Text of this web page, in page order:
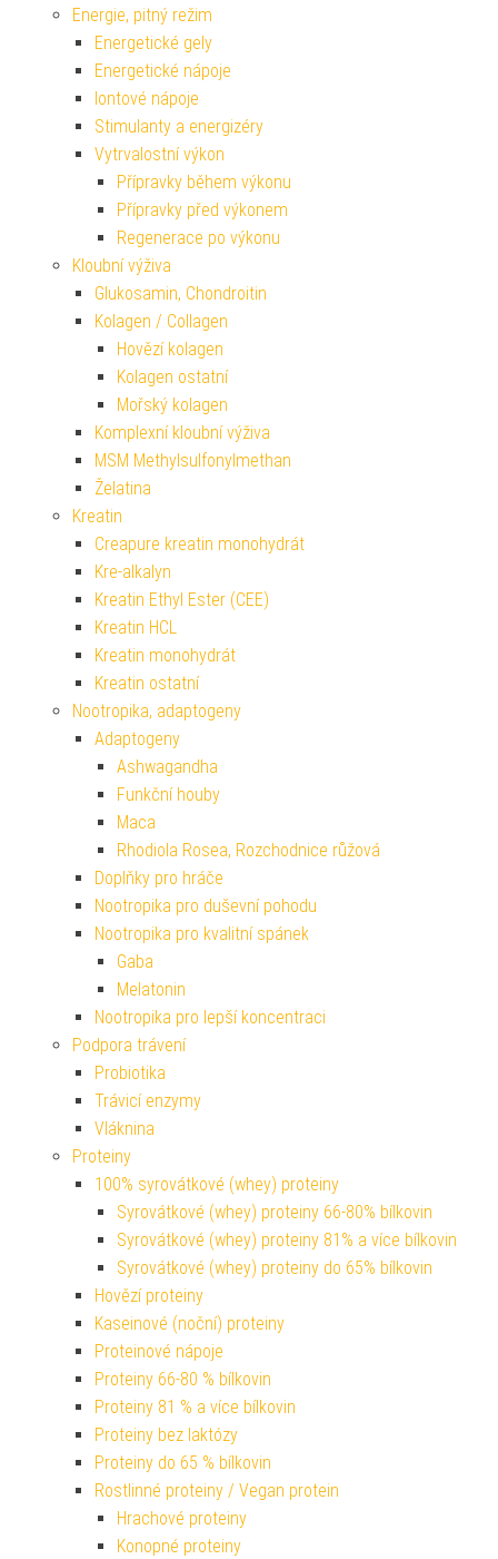
Energie, pitný režim
Energetické gely
Energetické nápoje
Iontové nápoje
Stimulanty a energizéry
Vytrvalostní výkon
Přípravky během výkonu
Přípravky před výkonem
Regenerace po výkonu
Kloubní výživa
Glukosamin, Chondroitin
Kolagen / Collagen
Hovězí kolagen
Kolagen ostatní
Mořský kolagen
Komplexní kloubní výživa
MSM Methylsulfonylmethan
Želatina
Kreatin
Creapure kreatin monohydrát
Kre-alkalyn
Kreatin Ethyl Ester (CEE)
Kreatin HCL
Kreatin monohydrát
Kreatin ostatní
Nootropika, adaptogeny
Adaptogeny
Ashwagandha
Funkční houby
Maca
Rhodiola Rosea, Rozchodnice růžová
Doplňky pro hráče
Nootropika pro duševní pohodu
Nootropika pro kvalitní spánek
Gaba
Melatonin
Nootropika pro lepší koncentraci
Podpora trávení
Probiotika
Trávicí enzymy
Vláknina
Proteiny
100% syrovátkové (whey) proteiny
Syrovátkové (whey) proteiny 66-80% bílkovin
Syrovátkové (whey) proteiny 81% a více bílkovin
Syrovátkové (whey) proteiny do 65% bílkovin
Hovězí proteiny
Kaseinové (noční) proteiny
Proteinové nápoje
Proteiny 66-80 % bílkovin
Proteiny 81 % a více bílkovin
Proteiny bez laktózy
Proteiny do 65 % bílkovin
Rostlinné proteiny / Vegan protein
Hrachové proteiny
Konopné proteiny